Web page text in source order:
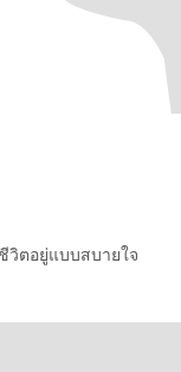
วิตอยู่แบบสบายใจ